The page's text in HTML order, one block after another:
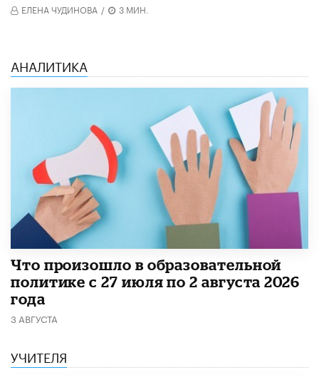
ЕЛЕНА ЧУДИНОВА / 3 МИН.
АНАЛИТИКА
​Что произошло в образовательной
политике с 27 июля по 2 августа 2026
года
3 АВГУСТА
УЧИТЕЛЯ